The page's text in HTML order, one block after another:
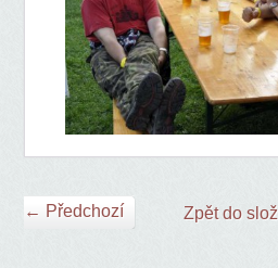
← Předchozí Zpět do